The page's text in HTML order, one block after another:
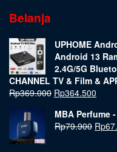
Belanja
UPHOME
Android 13
2.4G/5G
CHANNEL TV & Film &
Rp369.000 Rp364.500
MBA Perfume
Rp79.900 Rp